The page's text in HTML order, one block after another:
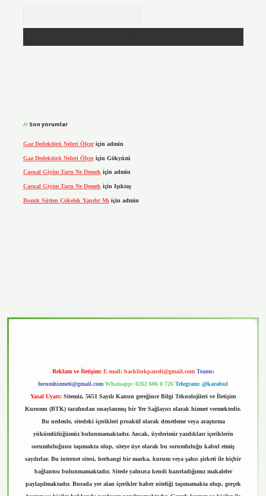
Son yorumlar
Gaz Dedektörü Neleri Ölçeriçin admin
Gaz Dedektörü Neleri Ölçeriçin Gökyüzü
Casual Giyim Tarzı Ne Demekiçin admin
Casual Giyim Tarzı Ne Demek için Işıktaş
Bozuk Sütten Çökelek Yapılır Mı için admin
Reklam ve İletişim: E-mail: backlinkpaneli@gmail.com Teams:
forumhizmeti@gmail.com Whatsapp: 0262 606 0 726 Telegram: @karabul
Yasal Uyarı: Sitemiz, 5651 Sayılı Kanun gereğince Bilgi Teknolojileri ve İletişim
Kurumu (BTK) tarafından onaylanmış bir Yer Sağlayıcı olarak hizmet vermektedir.
Bu nedenle, sitedeki içerikleri proaktif olarak denetleme veya araştırma
yükümlülüğümüz bulunmamaktadır. Ancak, üyelerimiz yazdıkları içeriklerin
sorumluluğunu taşımakta olup, siteye üye olarak bu sorumluluğu kabul etmiş
sayılırlar. Bu internet sitesi, herhangi bir marka, kurum veya şahıs şirketi ile hiçbir
bağlantısı bulunmamaktadır. Sitede yalnızca kendi hazırladığımız makaleler
paylaşılmaktadır. Burada yer alan içerikler haber niteliği taşımamakta olup, gerçek